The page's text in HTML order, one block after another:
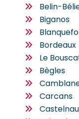
Belin-
Biganos
Bordeaux
Le
Bègles
Carcans